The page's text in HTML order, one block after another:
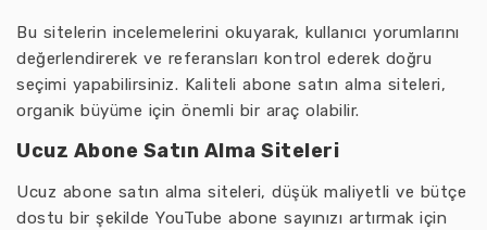
Bu sitelerin incelemelerini okuyarak, kullanıcı yorumlarını
değerlendirerek ve referansları kontrol ederek doğru
seçimi yapabilirsiniz. Kaliteli abone satın alma siteleri,
organik büyüme için önemli bir araç olabilir.
Ucuz Abone Satın Alma Siteleri
Ucuz abone satın alma siteleri, düşük maliyetli ve bütçe
dostu bir şekilde YouTube abone sayınızı artırmak için